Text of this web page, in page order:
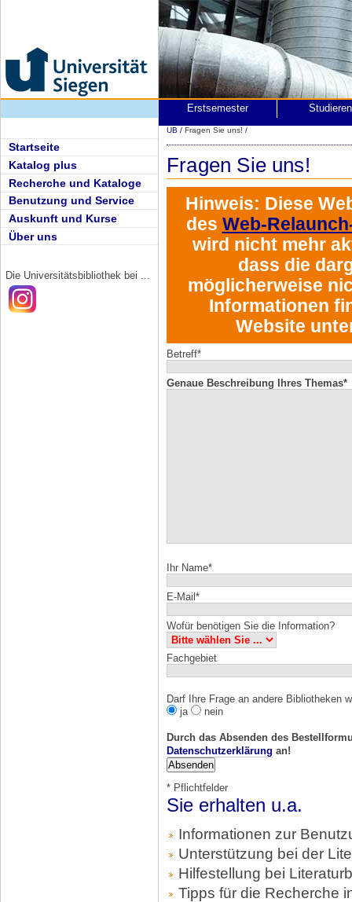
Startseite
Katalog plus
Recherche und Kataloge
Benutzung und Service
Auskunft und Kurse
Über uns
Die Universitätsbibliothek bei ...
Erstsemester
UB / Fragen Sie uns! /
Fragen Sie uns!
Hinweis: Diese
des Web-
wird nicht mehr
dass die
möglicherweise
Informationen
Website
Betreff*
Genaue Beschreibung Ihres Themas*
Ihr Name*
E-Mail*
Wofür benötigen Sie die Information?
Fachgebiet
Darf Ihre Frage an andere Bibliotheken
ja
nein
Durch das Absenden des
Datenschutzerklärung an!
* Pflichtfelder
Sie erhalten u.a.
Informationen zur
Unterstützung bei der
Hilfestellung bei
Tipps für die Recherche